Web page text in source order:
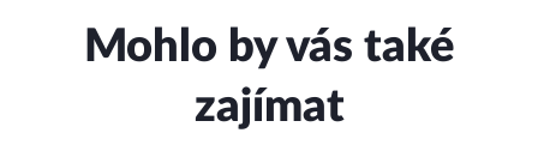
Mohlo by vás také
zajímat